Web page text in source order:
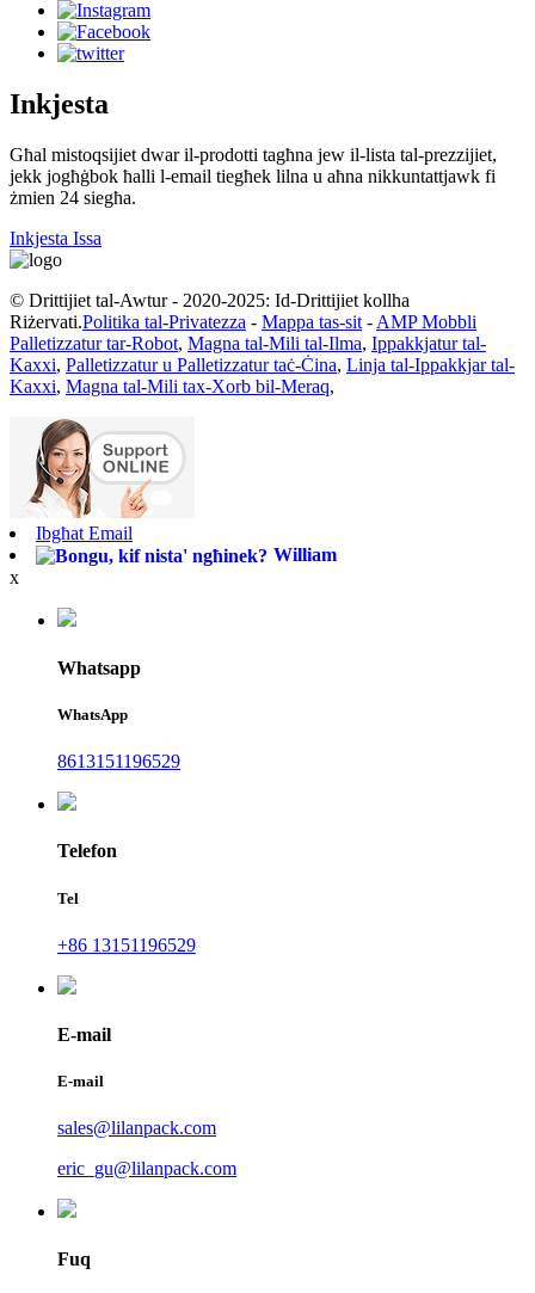
Inkjesta
Għal mistoqsijiet dwar il-prodotti tagħna jew il-lista tal-prezzijiet,
jekk jogħġbok ħalli l-email tiegħek lilna u aħna nikkuntattjawk fi
żmien 24 siegħa.
Inkjesta Issa
© Drittijiet tal-Awtur - 2020-2025: Id-Drittijiet kollha
Riżervati.Politika tal-Privatezza - Mappa tas-sit - AMP Mobbli
Palletizzatur tar-Robot, Magna tal-Mili tal-Ilma, Ippakkjatur tal-
Kaxxi, Palletizzatur u Palletizzatur taċ-Ċina, Linja tal-Ippakkjar tal-
Kaxxi, Magna tal-Mili tax-Xorb bil-Meraq,
Ibgħat Email
William
x
Whatsapp
WhatsApp
8613151196529
Telefon
Tel
+86 13151196529
E-mail
E-mail
sales@lilanpack.com
eric_gu@lilanpack.com
Fuq